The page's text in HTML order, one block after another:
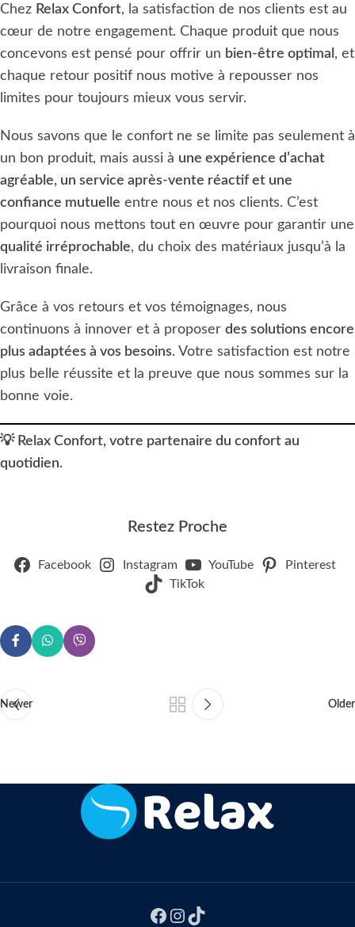
Chez Relax Confort, la satisfaction de nos clients est au
cœur de notre engagement. Chaque produit que nous
concevons est pensé pour offrir un bien-être optimal , et
chaque retour positif nous motive à repousser nos
limites pour toujours mieux vous servir.
Nous savons que le confort ne se limite pas seulement à
un bon produit, mais aussi à une expérience d’achat
agréable, un service après-vente réactif et une
confiance mutuelle entre nous et nos clients. C’est
pourquoi nous mettons tout en œuvre pour garantir une
qualité irréprochable, du choix des matériaux jusqu’à la
livraison finale.
Grâce à vos retours et vos témoignages, nous
continuons à innover et à proposer des solutions encore
plus adaptées à vos besoins. Votre satisfaction est notre
plus belle réussite et la preuve que nous sommes sur la
bonne voie.
💡 Relax Confort, votre partenaire du confort au
quotidien.
Restez Proche
Facebook Instagram YouTube
Pinterest
TikTok
Newer Older